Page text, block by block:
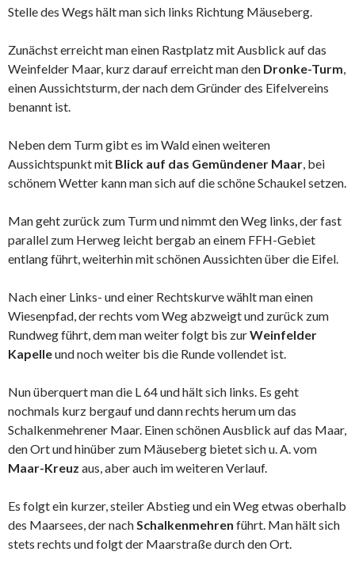
Stelle des Wegs hält man sich links Richtung Mäuseberg.
Zunächst erreicht man einen Rastplatz mit Ausblick auf das
Weinfelder Maar, kurz darauf erreicht man den Dronke-Turm
einen Aussichtsturm, der nach dem Gründer des Eifelvereins
benannt ist.
Neben dem Turm gibt es im Wald einen weiteren
Aussichtspunkt mit Blick auf das Gemündener Maar , bei
schönem Wetter kann man sich auf die schöne Schaukel setzen.
Man geht zurück zum Turm und nimmt den Weg links, der fast
parallel zum Herweg leicht bergab an einem FFH-Gebiet
entlang führt, weiterhin mit schönen Aussichten über die Eifel.
Nach einer Links- und einer Rechtskurve wählt man einen
Wiesenpfad, der rechts vom Weg abzweigt und zurück zum
Rundweg führt, dem man weiter folgt bis zurWeinfelder
Kapelleund noch weiter bis die Runde vollendet ist.
Nun überquert man die L 64 und hält sich links. Es geht
nochmals kurz bergauf und dann rechts herum um das
Schalkenmehrener Maar. Einen schönen Ausblick auf das Maar,
den Ort und hinüber zum Mäuseberg bietet sich u. A. vom
Maar-Kreuz aus, aber auch im weiteren Verlauf.
Es folgt ein kurzer, steiler Abstieg und ein Weg etwas oberhalb
des Maarsees, der nach Schalkenmehren führt. Man hält sich
stets rechts und folgt der Maarstraße durch den Ort.